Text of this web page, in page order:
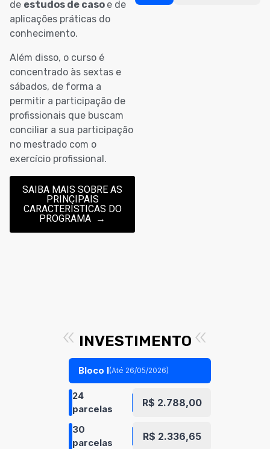
de estudos de caso e de
aplicações práticas do
conhecimento.
Além disso, o curso é
concentrado às sextas e
sábados, de forma a
permitir a participação de
profissionais que buscam
conciliar a sua participação
no mestrado com o
exercício profissional.
SAIBA MAIS SOBRE AS
PRINCIPAIS
CARACTERÍSTICAS DO
PROGRAMA
INVESTIMENTO
Bloco I(Até 26/05/2026)
24
parcelas
R$ 2.788,00
30
parcelas
R$ 2.336,65